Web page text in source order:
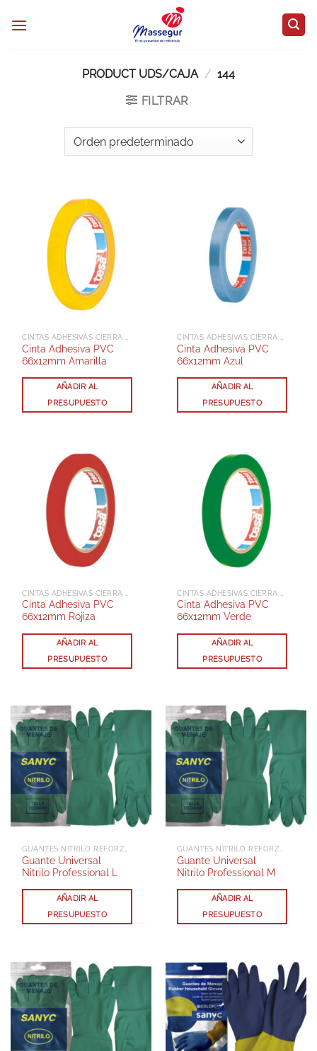
PRODUCT UDS/CAJA / 144
FILTRAR
Cinta Adhesiva PVC
66x12mm Amarilla
AÑADIR AL
PRESUPUESTO
Cinta Adhesiva PVC
66x12mm Azul
AÑADIR AL
PRESUPUESTO
Cinta Adhesiva PVC
66x12mm Rojiza
AÑADIR AL
PRESUPUESTO
Cinta Adhesiva PVC
66x12mm Verde
AÑADIR AL
PRESUPUESTO
Guante Universal
Nitrilo Professional L
AÑADIR AL
PRESUPUESTO
Guante Universal
Nitrilo Professional M
AÑADIR AL
PRESUPUESTO